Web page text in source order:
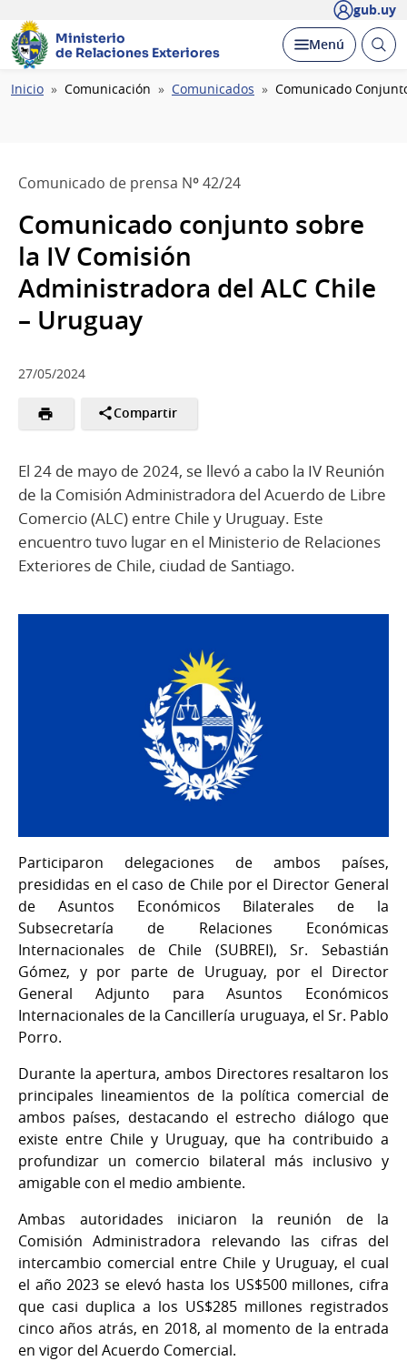
gub.uy
Ministerio
de Relaciones Exteriores
Desplegar
Menú Abrir
Ruta
Inicio Comunicación Comunicados Comunicado
Comunicado de prensa Nº 42/24
Comunicado conjunto sobre
la IV Comisión
Administradora del ALC Chile
– Uruguay
27/05/2024
Compartir
El 24 de mayo de 2024, se llevó a cabo la IV Reunión
de la Comisión Administradora del Acuerdo de Libre
Comercio (ALC) entre Chile y Uruguay. Este
encuentro tuvo lugar en el Ministerio de Relaciones
Exteriores de Chile, ciudad de Santiago.
Participaron delegaciones de ambos países,
presididas en el caso de Chile por el Director General
de Asuntos Económicos Bilaterales de la
Subsecretaría de Relaciones Económicas
Internacionales de Chile (SUBREI), Sr. Sebastián
Gómez, y por parte de Uruguay, por el Director
General Adjunto para Asuntos Económicos
Internacionales de la Cancillería uruguaya, el Sr. Pablo
Porro.
Durante la apertura, ambos Directores resaltaron los
principales lineamientos de la política comercial de
ambos países, destacando el estrecho diálogo que
existe entre Chile y Uruguay, que ha contribuido a
profundizar un comercio bilateral más inclusivo y
amigable con el medio ambiente.
Ambas autoridades iniciaron la reunión de la
Comisión Administradora relevando las cifras del
intercambio comercial entre Chile y Uruguay, el cual
el año 2023 se elevó hasta los US$500 millones, cifra
que casi duplica a los US$285 millones registrados
cinco años atrás, en 2018, al momento de la entrada
en vigor del Acuerdo Comercial.